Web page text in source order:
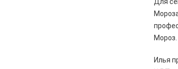
Мороз.
Илья